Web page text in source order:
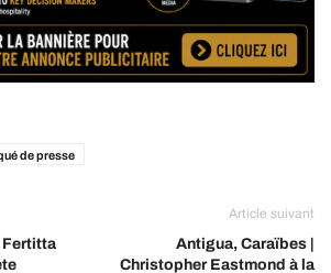
de presse
Fertitta
Article suivant
Antigua, Caraïbes |
Christopher Eastmond à la